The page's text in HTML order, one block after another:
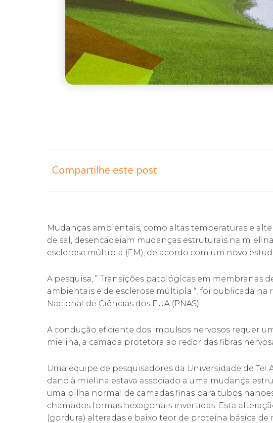
Compartilhe este post
Mudanças ambientais, como altas temperaturas e
de sal, desencadeiam mudanças estruturais na
esclerose múltipla (EM), de acordo com um novo
A pesquisa, ” Transições patológicas em membranas
ambientais e de esclerose múltipla “, foi publicada na
Nacional de Ciências dos EUA (PNAS) .
A condução eficiente dos impulsos nervosos requer
mielina, a camada protetora ao redor das fibras
Uma equipe de pesquisadores da Universidade de
dano à mielina estava associado a uma mudança
uma pilha normal de camadas finas para tubos
chamados formas hexagonais invertidas. Esta
(gordura) alteradas e baixo teor de proteína básica de